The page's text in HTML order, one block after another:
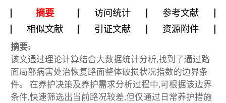
摘要 访问统计
参考文献
相似文献
引证文献 资源附件
摘要:
该文通过理论计算结合大数据统计分析,找到了通过路
面局部病害处治恢复路面整体破损状况指数的边界条
件。 在养护决策及养护需求分析过程中,可根据该边界
条件,快速筛选出当前路况较差,但仅通过日常养护措施